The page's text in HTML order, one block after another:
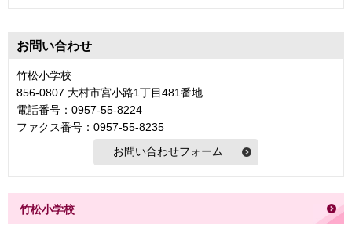
お問い合わせ
竹松小学校
856-0807 大村市宮小路1丁目481番地
電話番号：0957-55-8224
ファクス番号：0957-55-8235
竹松小学校